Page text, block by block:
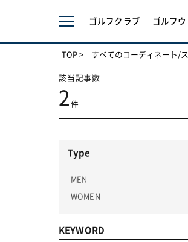
ゴルフクラブ ゴルフ
TOP すべてのコーディネート/
該当記事数
2 件
Type
MEN
WOMEN
KEYWORD